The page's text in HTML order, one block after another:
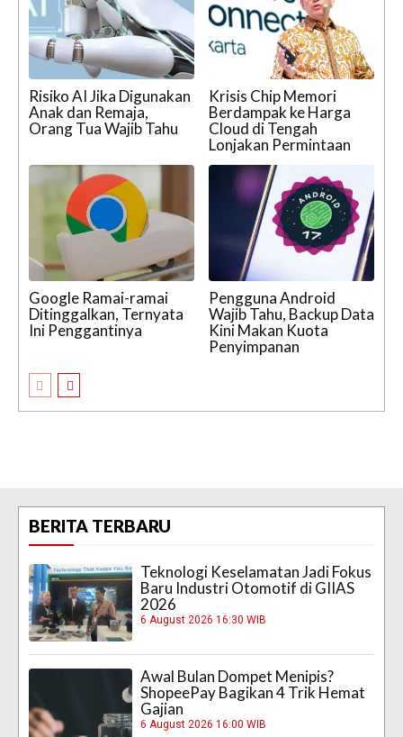
Risiko AI Jika Digunakan
Anak dan Remaja,
Orang Tua Wajib Tahu
Krisis Chip Memori
Berdampak ke Harga
Cloud di Tengah
Lonjakan Permintaan
Google Ramai-ramai
Ditinggalkan, Ternyata
Ini Penggantinya
Pengguna Android
Wajib Tahu, Backup Data
Kini Makan Kuota
Penyimpanan
BERITA TERBARU
Teknologi Keselamatan Jadi Fokus
Baru Industri Otomotif di GIIAS
2026
6 August 2026 16:30 WIB
Awal Bulan Dompet Menipis?
ShopeePay Bagikan 4 Trik Hemat
Gajian
6 August 2026 16:00 WIB